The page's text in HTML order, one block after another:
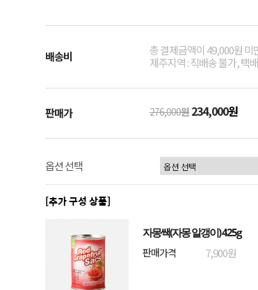
배송비
총 결제금액이 49,000원
제주지역 : 직배송 불가, 택
판매가 276,000원 234,000원
옵션 선택
[추가 구성 상품]
자몽쌕(자몽 알갱이) 425g
판매가격
7,900원